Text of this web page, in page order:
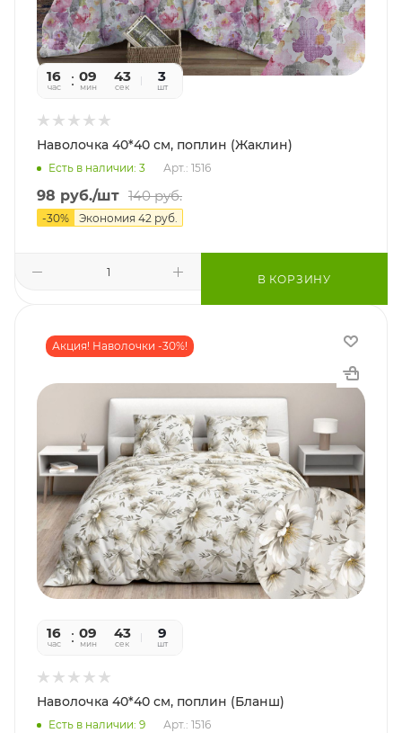
16
час
09
мин
41
сек
3
шт
Наволочка 40*40 см, поплин (Жаклин)
Есть в наличии: 3 Арт.: 1516
98 руб./шт 140руб.
-30% Экономия 42 руб.
В КОРЗИНУ
Акция! Наволочки -30%!
16
час
09
мин
41
сек
9
шт
Наволочка 40*40 см, поплин (Бланш)
Есть в наличии: 9 Арт.: 1516